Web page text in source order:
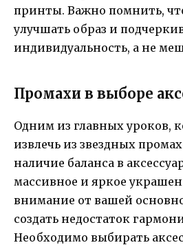
принты. Важно помнить,
улучшать образ и
индивидуальность, а не
Промахи в выборе
Одним из главных уроков,
извлечь из звездных
наличие баланса в
массивное и яркое
внимание от вашей
создать недостаток
Необходимо выбирать